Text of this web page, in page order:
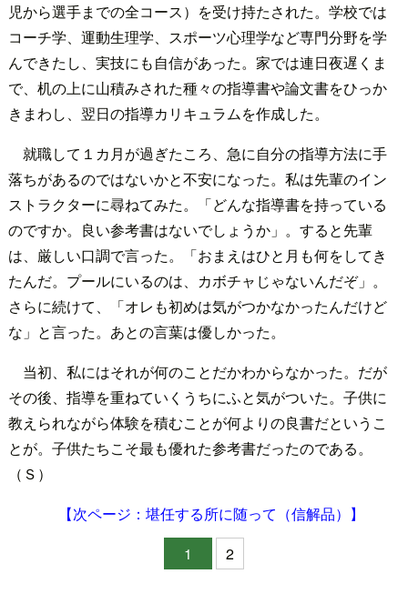
児から選手までの全コース）を受け持たされた。学校では
コーチ学、運動生理学、スポーツ心理学など専門分野を学
んできたし、実技にも自信があった。家では連日夜遅くま
で、机の上に山積みされた種々の指導書や論文書をひっか
きまわし、翌日の指導カリキュラムを作成した。
就職して１カ月が過ぎたころ、急に自分の指導方法に手
落ちがあるのではないかと不安になった。私は先輩のイン
ストラクターに尋ねてみた。「どんな指導書を持っている
のですか。良い参考書はないでしょうか」。すると先輩
は、厳しい口調で言った。「おまえはひと月も何をしてき
たんだ。プールにいるのは、カボチャじゃないんだぞ」。
さらに続けて、「オレも初めは気がつかなかったんだけど
な」と言った。あとの言葉は優しかった。
当初、私にはそれが何のことだかわからなかった。だが
その後、指導を重ねていくうちにふと気がついた。子供に
教えられながら体験を積むことが何よりの良書だというこ
とが。子供たちこそ最も優れた参考書だったのである。
（Ｓ）
【次ページ：堪任する所に随って（信解品）】
1
2